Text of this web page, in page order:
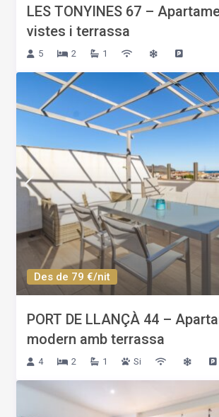
LES TONYINES 67 –
vistes i terrassa
5 2 1
Des de 79 €/nit
PORT DE LLANÇÀ 44 –
modern amb terrassa
4 2 1 Si